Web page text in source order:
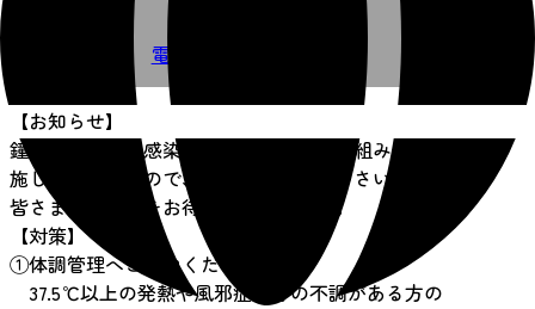
電話で申し込む
【お知らせ】
鐘崎ではコロナ感染対策として以下の取組みを実
施しておりますので、安心してお越し下さい。
皆さまのお越しをお待ちしております。
【対策】
①体調管理へご協力ください。
37.5℃以上の発熱や風邪症状等の不調がある方の